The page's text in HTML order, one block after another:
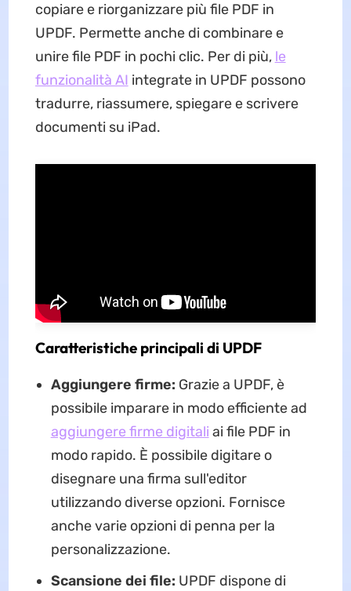
copiare e riorganizzare più file PDF in
UPDF. Permette anche di combinare e
unire file PDF in pochi clic. Per di più, le
funzionalità AI integrate in UPDF possono
tradurre, riassumere, spiegare e scrivere
documenti su iPad.
Caratteristiche principali di UPDF
Aggiungere firme: Grazie a UPDF, è
possibile imparare in modo efficiente ad
aggiungere firme digitali ai file PDF in
modo rapido. È possibile digitare o
disegnare una firma sull'editor
utilizzando diverse opzioni. Fornisce
anche varie opzioni di penna per la
personalizzazione.
Scansione dei file: UPDF dispone di